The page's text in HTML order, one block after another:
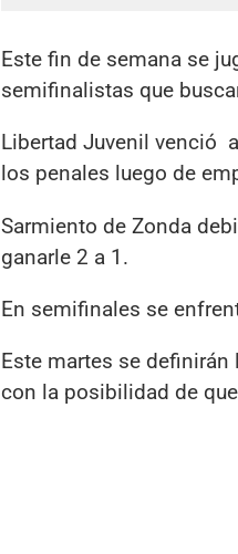
Este fin de semana se
semifinalistas que
Libertad Juvenil venció
los penales luego de
Sarmiento de Zonda
ganarle 2 a 1.
En semifinales se
Este martes se
con la posibilidad de